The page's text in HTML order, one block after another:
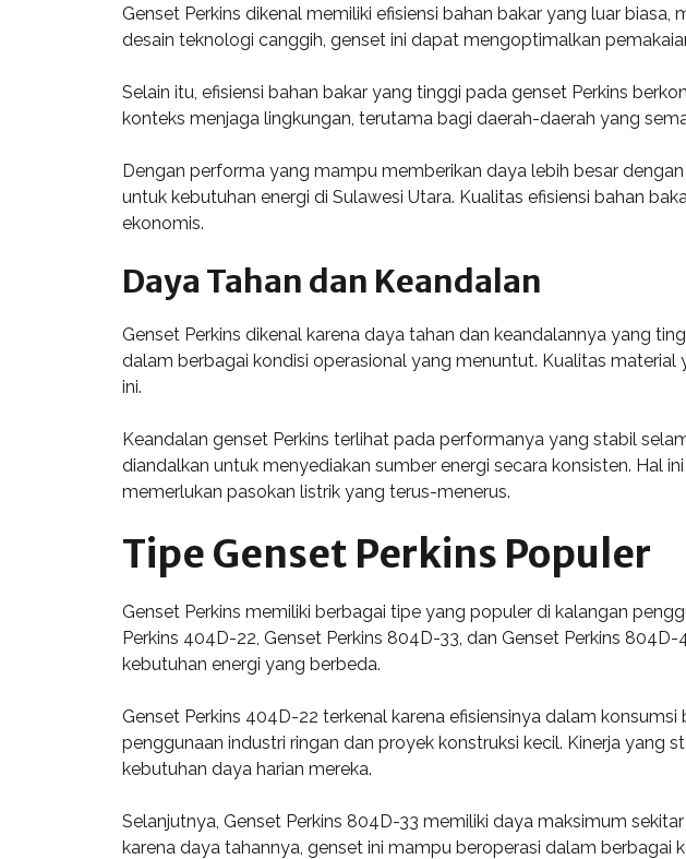
Genset Perkins dikenal memiliki efisiensi bahan bakar yang luar
desain teknologi canggih, genset ini dapat mengoptimalkan
Selain itu, efisiensi bahan bakar yang tinggi pada genset Perkins
konteks menjaga lingkungan, terutama bagi daerah-daerah yang
Dengan performa yang mampu memberikan daya lebih besar
untuk kebutuhan energi di Sulawesi Utara. Kualitas efisiensi bahan
ekonomis.
Daya Tahan dan Keandalan
Genset Perkins dikenal karena daya tahan dan keandalannya yang
dalam berbagai kondisi operasional yang menuntut. Kualitas
ini.
Keandalan genset Perkins terlihat pada performanya yang stabil
diandalkan untuk menyediakan sumber energi secara konsisten. Hal
memerlukan pasokan listrik yang terus-menerus.
Tipe Genset Perkins Populer
Genset Perkins memiliki berbagai tipe yang populer di kalangan
Perkins 404D-22, Genset Perkins 804D-33, dan Genset Perkins
kebutuhan energi yang berbeda.
Genset Perkins 404D-22 terkenal karena efisiensinya dalam
penggunaan industri ringan dan proyek konstruksi kecil. Kinerja
kebutuhan daya harian mereka.
Selanjutnya, Genset Perkins 804D-33 memiliki daya maksimum
karena daya tahannya, genset ini mampu beroperasi dalam berbagai